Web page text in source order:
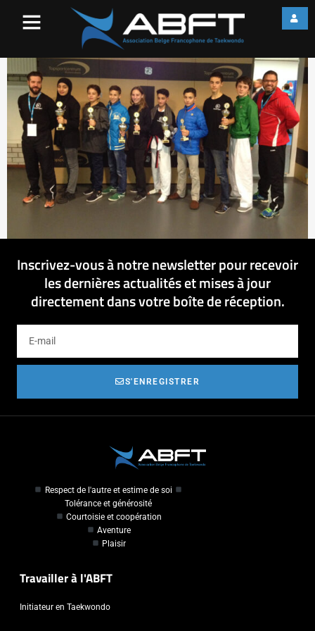
Inscrivez-vous à notre newsletter pour recevoir
les dernières actualités et mises à jour
directement dans votre boîte de réception.
S'ENREGISTRER
Respect de l'autre et estime de soi
Tolérance et générosité
Courtoisie et coopération
Aventure
Plaisir
Travailler à l'ABFT
Initiateur en Taekwondo